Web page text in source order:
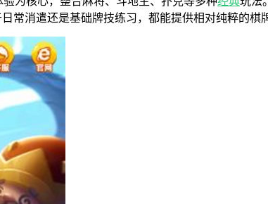
常消遣还是基础牌技练习，都能提供相对纯粹的棋